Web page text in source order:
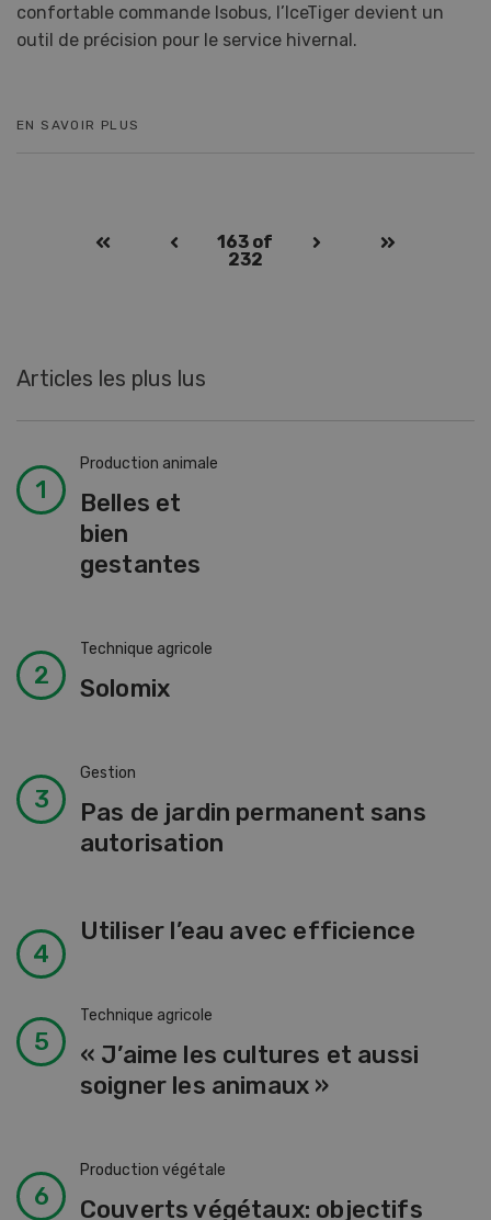
confortable commande Isobus, l’IceTiger devient un
outil de précision pour le service hivernal.
EN SAVOIR PLUS
163 of
232
Articles les plus lus
Production animale
Belles et
bien
gestantes
Technique agricole
Solomix
Gestion
Pas de jardin permanent sans
autorisation
Utiliser l’eau avec efficience
Technique agricole
« J’aime les cultures et aussi
soigner les animaux »
Production végétale
Couverts végétaux: objectifs